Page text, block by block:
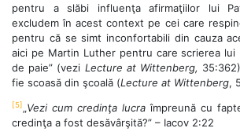
pentru a slăbi influenţa afirmaţiilor lui
excludem în acest context pe cei care
pentru că se simt inconfortabili din cauza
aici pe Martin Luther pentru care scrierea lui
de paie” (vezi Lecture at Wittenberg,
fie scoasă din şcoală (Lecture at Wittenberg,
[5] „Vezi cum credinţa lucra împreună cu
credinţa a fost desăvârşită?” – Iacov 2:22